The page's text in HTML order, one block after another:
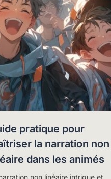
pratique pour
la narration non
dans les animés
non linéaire intrigue et